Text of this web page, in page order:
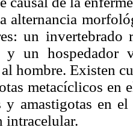
alternancia
un invertebrado
y un hospedador
hombre. Existen
metacíclicos en
y amastigotas en
intracelular.